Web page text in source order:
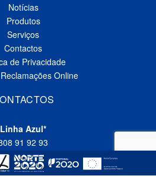
Notícias
Produtos
Serviços
Contactos
de Privacidade
Online
Linha Azul*
91 92 93
chamada local nacional)
Telefone*